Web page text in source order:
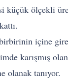
küçük ölçekli
içine
karışmış
olanak tanıyor.